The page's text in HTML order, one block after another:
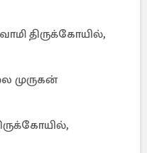
திருக்கோயில்,
முருகன்